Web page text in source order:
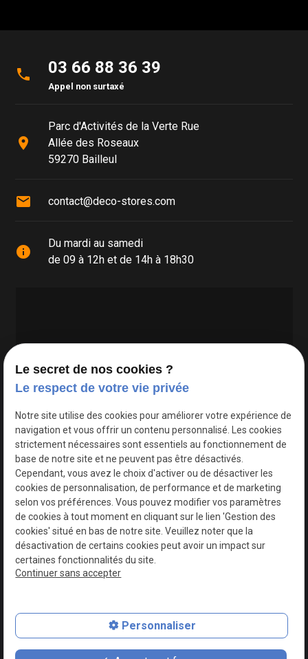
phone 03 66 88 36 39
Appel non surtaxé
place
Parc d'Activités de la Verte Rue
Allée des Roseaux
59270 Bailleul
mail contact@deco-stores.com
info
Du mardi au samedi
de 09 à 12h et de 14h à 18h30
Google Maps Search API est désactivé.
Plan du site
Mentions légales
Le secret de nos cookies ?
Le respect de votre vie privée
Notre site utilise des cookies pour améliorer votre expérience de
navigation et vous offrir un contenu personnalisé. Les cookies
strictement nécessaires sont essentiels au fonctionnement de
base de notre site et ne peuvent pas être désactivés.
Cependant, vous avez le choix d'activer ou de désactiver les
cookies de personnalisation, de performance et de marketing
selon vos préférences. Vous pouvez modifier vos paramètres
de cookies à tout moment en cliquant sur le lien 'Gestion des
cookies' situé en bas de notre site. Veuillez noter que la
désactivation de certains cookies peut avoir un impact sur
certaines fonctionnalités du site.
Continuer sans accepter
Personnaliser